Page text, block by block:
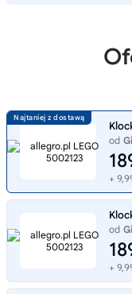
od
+
od
+